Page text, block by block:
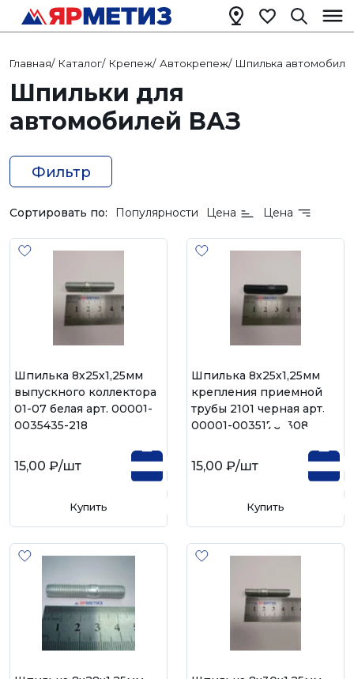
Главная/ Каталог/ Крепеж/ Автокрепеж/ Шпилька
Шпильки для
автомобилей ВАЗ
Фильтр
Сортировать по: Популярности Цена Цена
Шпилька 8х25х1,25мм
выпускного коллектора
01-07 белая арт. 00001-
0035435-218
15,00 ₽/шт
Купить
Шпилька 8х25х1,25мм
крепления приемной
трубы 2101 черная арт.
00001-0035170-308
15,00 ₽/шт
Купить